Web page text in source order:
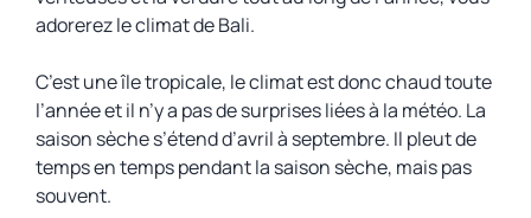
adorerez le climat de Bali.
C’est une île tropicale, le climat est donc chaud toute
l’année et il n’y a pas de surprises liées à la météo. La
saison sèche s’étend d’avril à septembre. Il pleut de
temps en temps pendant la saison sèche, mais pas
souvent.